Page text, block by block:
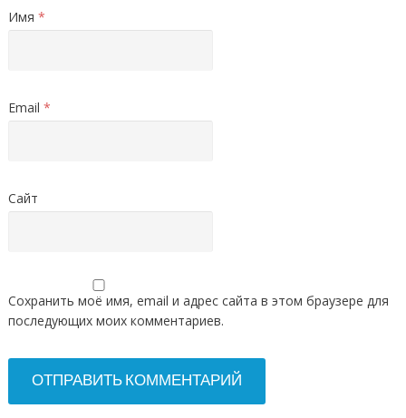
Имя *
Email *
Сайт
Сохранить моё имя, email и адрес сайта в этом браузере для
последующих моих комментариев.